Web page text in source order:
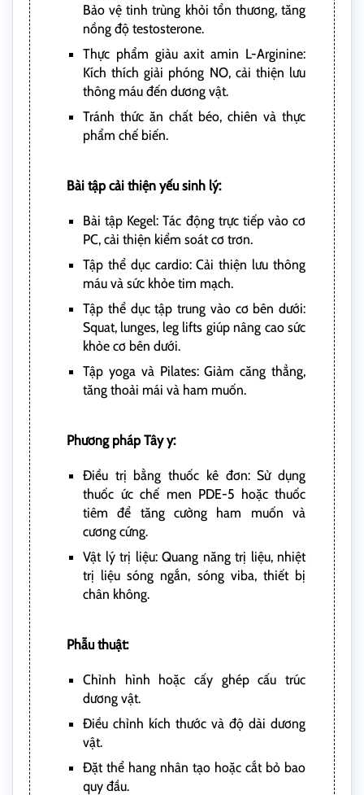
Bảo vệ tinh trùng khỏi tổn thương, tăng
nồng độ testosterone.
Thực phẩm giàu axit amin L-Arginine:
Kích thích giải phóng NO, cải thiện lưu
thông máu đến dương vật.
Tránh thức ăn chất béo, chiên và thực
phẩm chế biến.
Bài tập cải thiện yếu sinh lý:
Bài tập Kegel: Tác động trực tiếp vào cơ
PC, cải thiện kiểm soát cơ trơn.
Tập thể dục cardio: Cải thiện lưu thông
máu và sức khỏe tim mạch.
Tập thể dục tập trung vào cơ bên dưới:
Squat, lunges, leg lifts giúp nâng cao sức
khỏe cơ bên dưới.
Tập yoga và Pilates: Giảm căng thẳng,
tăng thoải mái và ham muốn.
Phương pháp Tây y:
Điều trị bằng thuốc kê đơn: Sử dụng
thuốc ức chế men PDE-5 hoặc thuốc
tiêm để tăng cường ham muốn và
cương cứng.
Vật lý trị liệu: Quang năng trị liệu, nhiệt
trị liệu sóng ngắn, sóng viba, thiết bị
chân không.
Phẫu thuật:
Chỉnh hình hoặc cấy ghép cấu trúc
dương vật.
Điều chỉnh kích thước và độ dài dương
vật.
Đặt thể hang nhân tạo hoặc cắt bỏ bao
quy đầu.